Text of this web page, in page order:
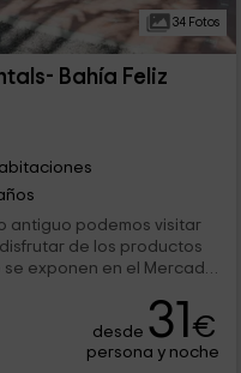
34 Fotos
Bahía Feliz
de los productos
exponen en el Mercado
desde 31€
persona y noche